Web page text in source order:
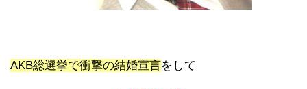
AKB総選挙で衝撃の結婚宣言をして